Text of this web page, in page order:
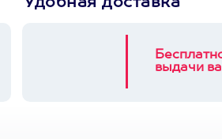
Удобная доставка
выдачи